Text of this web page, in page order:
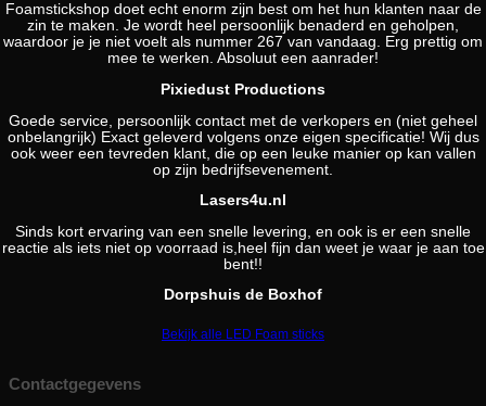
Foamstickshop doet echt enorm zijn best om het hun klanten naar de
zin te maken. Je wordt heel persoonlijk benaderd en geholpen,
waardoor je je niet voelt als nummer 267 van vandaag. Erg prettig om
mee te werken. Absoluut een aanrader!
Pixiedust Productions
Goede service, persoonlijk contact met de verkopers en (niet geheel
onbelangrijk) Exact geleverd volgens onze eigen specificatie! Wij dus
ook weer een tevreden klant, die op een leuke manier op kan vallen
op zijn bedrijfsevenement.
Lasers4u.nl
Sinds kort ervaring van een snelle levering, en ook is er een snelle
reactie als iets niet op voorraad is,heel fijn dan weet je waar je aan toe
bent!!
Dorpshuis de Boxhof
Bekijk alle LED Foam sticks
Contactgegevens